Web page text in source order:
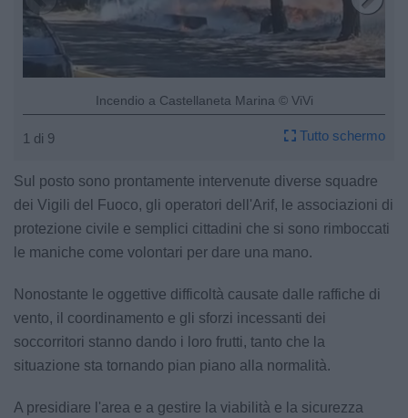
Incendio a Castellaneta Marina © ViVi
1 di 9 Tutto schermo
Sul posto sono prontamente intervenute diverse squadre
dei Vigili del Fuoco, gli operatori dell'Arif, le associazioni di
protezione civile e semplici cittadini che si sono rimboccati
le maniche come volontari per dare una mano.
Nonostante le oggettive difficoltà causate dalle raffiche di
vento, il coordinamento e gli sforzi incessanti dei
soccorritori stanno dando i loro frutti, tanto che la
situazione sta tornando pian piano alla normalità.
A presidiare l'area e a gestire la viabilità e la sicurezza